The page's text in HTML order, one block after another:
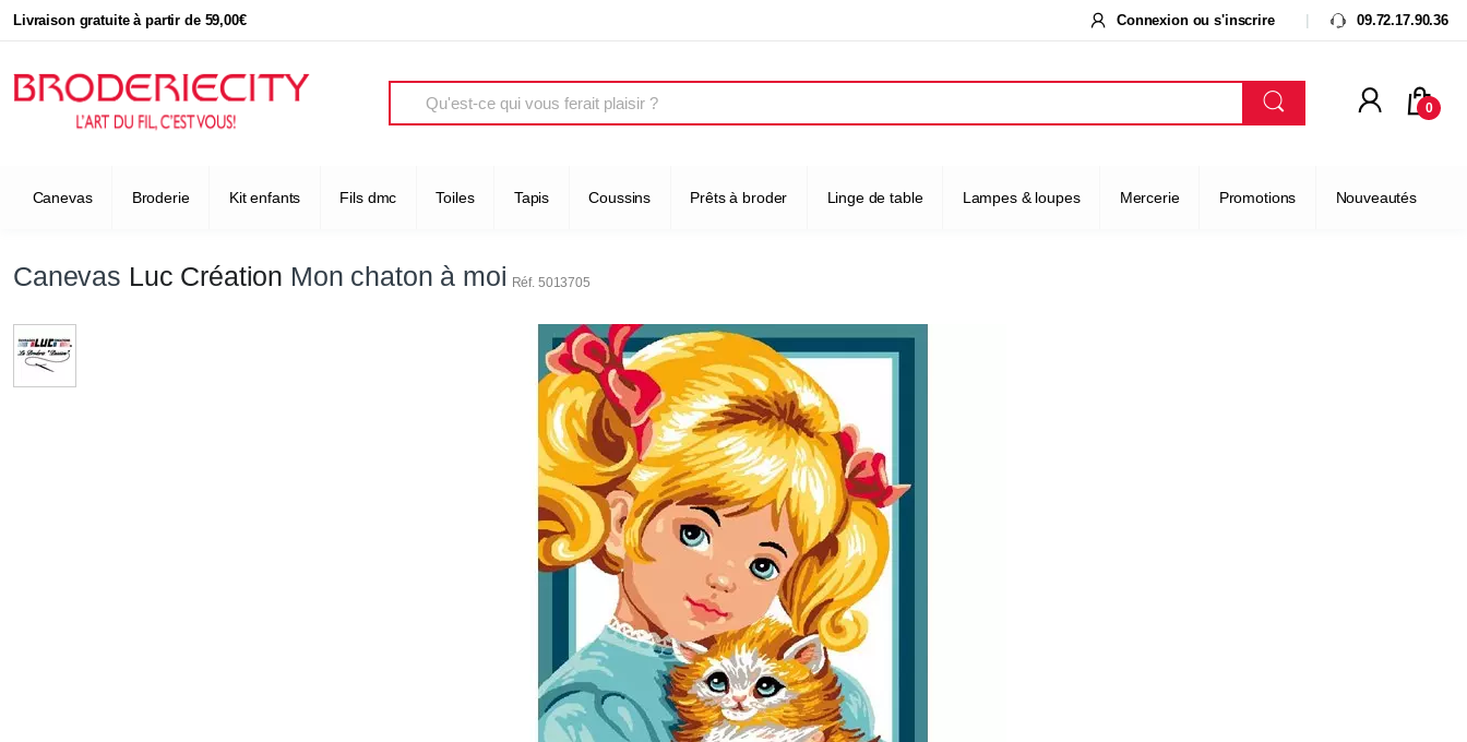
Livraison gratuite à partir de 59,00€ Connexion ou s'inscrire 09.72.17.90.36
0
Canevas Broderie Kit enfants Fils dmc Toiles Tapis Coussins Prêts à broder Linge de table Lampes & loupes Mercerie Promotions Nouveautés
Canevas Luc Création Mon chaton à moi Réf. 5013705